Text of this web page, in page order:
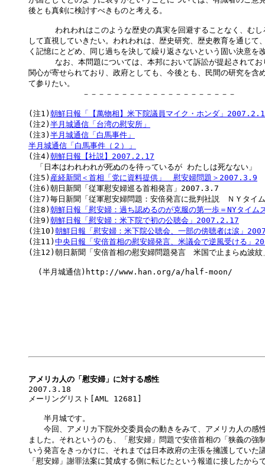
後とも真剣に検討すべきものと考える。
　われわれはこのような歴史の真実を回避することなく、むし
して直視していきたい。われわれは、歴史研究、歴史教育を通じて
く記憶にとどめ、同じ過ちを決して繰り返さないという固い決意を
　なお、本問題については、本邦において訴訟が提起されてお
関心が寄せられており、政府としても、今後とも、民間の研究を含
て参りたい。
－－－－－－－－－－－－－－－－－－－－
(注1) 朝鮮日報「【萬物相】米下院議員マイク・ホンダ」
(注2) 半月城通信「台湾の慰安所」
(注3) 半月城通信「白馬事件」
半月城通信「白馬事件（２）」
(注4) 朝鮮日報【社説】2007.2.17
「日本はわれわれが死ぬのを待っているが わたしは死なない」
(注5) 産経新聞＜首相「党に資料提供」　慰安婦問題＞2007.3.9
(注6)朝日新聞「従軍慰安婦巡る首相発言」2007.3.7
(注7)毎日新聞「従軍慰安婦問題：安倍発言に批判社説　ＮＹタ
(注8) 朝鮮日報「慰安婦：過ち認めるのが克服の第一歩＝NYタイ
(注9) 朝鮮日報「慰安婦：米下院で初の公聴会」2007.2.17
(注10) 朝鮮日報「慰安婦：米下院公聴会、一部の傍聴者は涙」
(注11) 中央日報「安倍首相の慰安婦発言、米議会で逆風受ける」
(注12)朝日新聞「安倍首相の慰安婦問題発言　米国で止まらぬ波
  (半月城通信)http://www.han.org/a/half-moon/
アメリカ人の「慰安婦」に対する感性
2007.3.18
メーリングリスト[AML 12681]
半月城です。
今回、アメリカ下院外交委員会の動きをみて、アメリカ人の感
ました。それというのも、「慰安婦」問題で安倍首相の「狭義の強
いう発言をきっかけに、それまでは日本政府の主張を擁護していた
「慰安婦」謝罪法案に賛成する側に転じたという報道に接したから